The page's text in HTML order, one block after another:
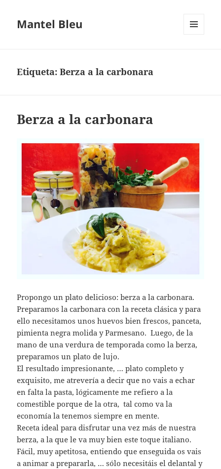
Mantel Bleu
Etiqueta:Berza a la carbonara
Berza a la carbonara
Propongo un plato delicioso: berza a la carbonara.
Preparamos la carbonara con la receta clásica y para
ello necesitamos unos huevos bien frescos, panceta,
pimienta negra molida y Parmesano. Luego, de la
mano de una verdura de temporada como la berza,
preparamos un plato de lujo.
El resultado impresionante, … plato completo y
exquisito, me atrevería a decir que no vais a echar
en falta la pasta, lógicamente me refiero a la
comestible porque de la otra, tal como va la
economía la tenemos siempre en mente.
Receta ideal para disfrutar una vez más de nuestra
berza, a la que le va muy bien este toque italiano.
Fácil, muy apetitosa, entiendo que enseguida os vais
a animar a prepararla, … sólo necesitáis el delantal y